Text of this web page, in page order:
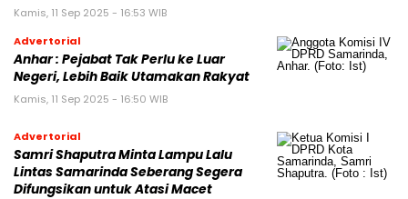
Kamis, 11 Sep 2025 - 16:53 WIB
Advertorial
Anhar : Pejabat Tak Perlu ke Luar
Negeri, Lebih Baik Utamakan Rakyat
Kamis, 11 Sep 2025 - 16:50 WIB
Advertorial
Samri Shaputra Minta Lampu Lalu
Lintas Samarinda Seberang Segera
Difungsikan untuk Atasi Macet